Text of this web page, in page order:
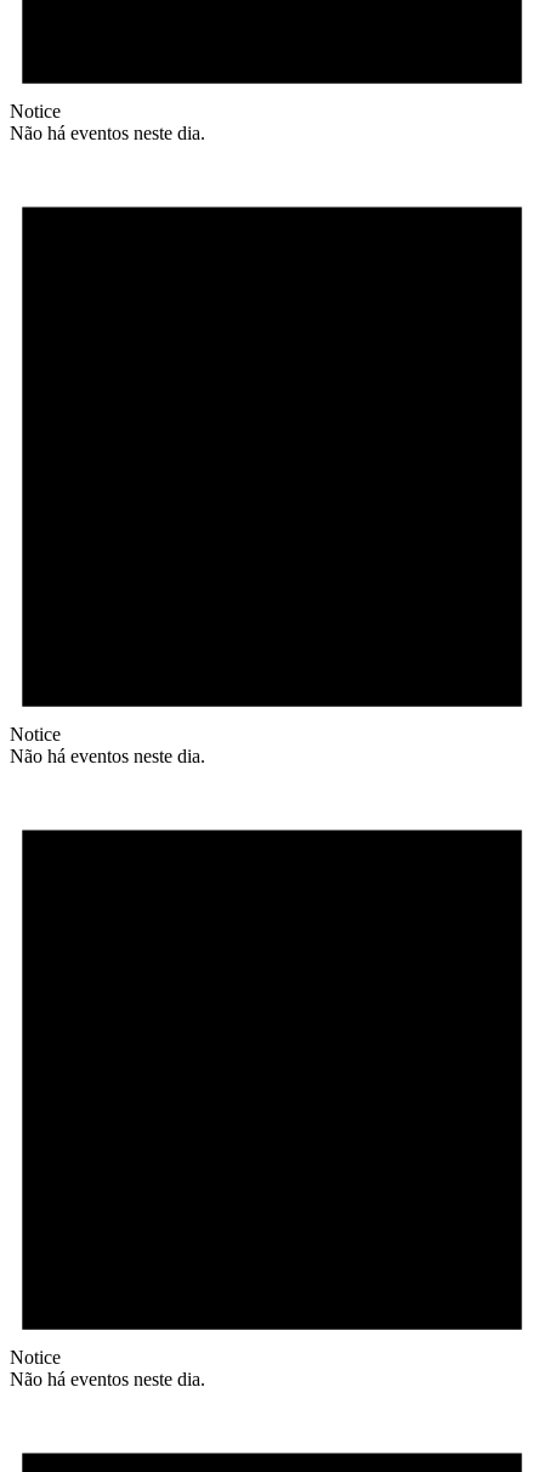
Notice
Não há eventos neste dia.
Notice
Não há eventos neste dia.
Notice
Não há eventos neste dia.